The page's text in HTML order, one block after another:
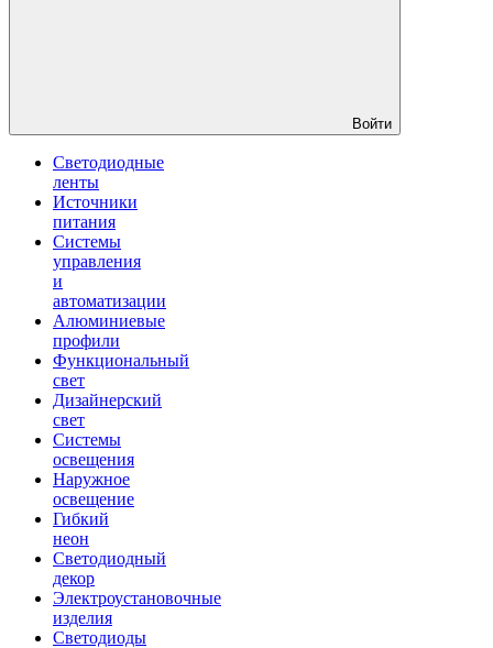
Войти
Светодиодные
ленты
Источники
питания
Системы
управления
и
автоматизации
Алюминиевые
профили
Функциональный
свет
Дизайнерский
свет
Системы
освещения
Наружное
освещение
Гибкий
неон
Светодиодный
декор
Электроустановочные
изделия
Светодиоды